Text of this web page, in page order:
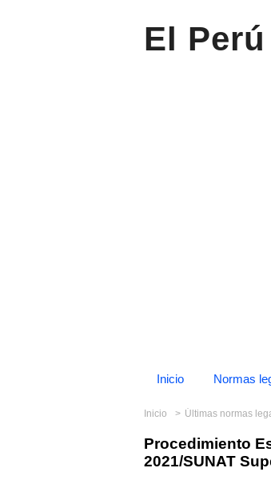
El
Inicio Normas
Inicio Últimas normas
Procedimiento
2021/SUNAT